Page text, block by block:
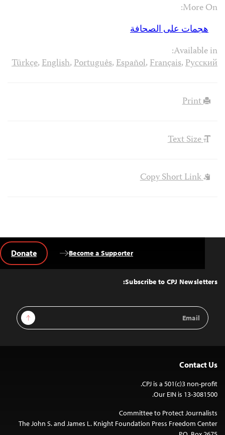
More On:
هجمات على الصحافة
Available in:
Türkçe,English,Português,Español,Français,Русский
Print
Text Size
Copy Short Link
Top
Subscribe to CPJ Newsletters:
Email
Address
Sign Up
Become a Supporter
Donate
Contact Us
CPJ is a 501(c)3 non-profit.
Our EIN is 13-3081500.
Committee to Protect Journalists
The John S. and James L. Knight Foundation Press Freedom Center